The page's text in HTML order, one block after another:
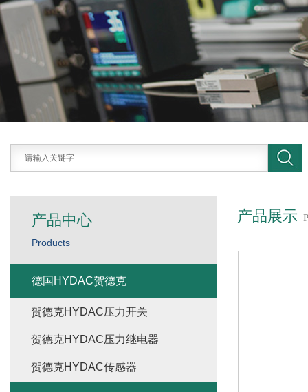
产品展示
产品中心
Products
德国HYDAC贺德克
贺德克HYDAC压力开关
贺德克HYDAC压力继电器
贺德克HYDAC传感器